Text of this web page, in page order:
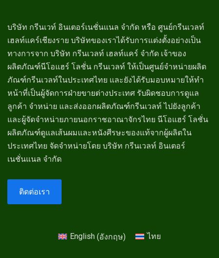
บริษัท กรีนเวท์ อินเตอร์เนชั่นแนล จำกัด หรือ ศูนย์กรีนเวลท์
เฮลท์แคร์เชียงราย บริษัทของเราได้รับการแต่งตั้งอย่างเป็น
ทางการจาก บริษัท กรีนเวลท์ เฮลท์แคร์ จำกัด เจ้าของ
ผลิตภัณฑ์นีโอแฮร์ โลชั่น กรีนเวลท์ ให้เป็นศูนย์จำหน่ายผลิต
ภัณฑ์กรีนเวลท์ในประเทศไทย และยังได้รับมอบหมายให้ทำ
หน้าที่เป็นผู้จัดการฝ่ายขายต่างประเทศ รับผิดชอบการดูแล
ลูกค้า จำหน่าย และส่งออกผลิตภัณฑ์กรีนเวลท์ ไปยังลูกค้า
และผู้จัดจำหน่ายภายนอกราชอาณาจักรไทย นีโอแฮร์ โลชั่น
ผลิตภัณฑ์ดูแลเส้นผมและหนังศีรษะของแท้จากผู้ผลิตใน
ประเทศไทย จัดจำหน่ายโดย บริษัท กรีนเวลท์ อินเตอร์
เนชั่นแนล จำกัด
ติดต่อเรา
English (อังกฤษ) ไทย